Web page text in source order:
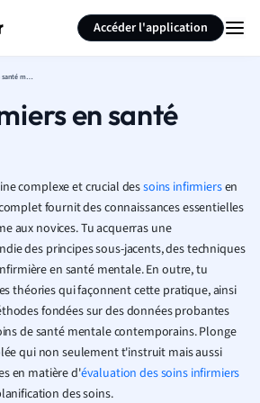
Accéder l'application
Soins infirmiers en santé mentale
en santé
complexe et crucial dessoins infirmiersen
fournit des connaissances essentielles
aux novices. Tu acquerras une
des principes sous-jacents, des techniques
en santé mentale. En outre, tu
théories qui façonnent cette pratique, ainsi
fondées sur des données probantes
de santé mentale contemporains. Plonge
qui non seulement t'instruit mais aussi
en matière d'évaluation des soins infirmiers
des soins.
Résumer la page